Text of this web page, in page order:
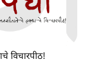
विचारपीठ!